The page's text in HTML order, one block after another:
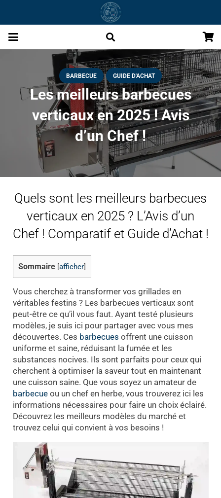
BARBECUE GUIDE D'ACHAT
Les meilleurs barbecues
verticaux en 2025 ! Avis
d’un Chef !
Quels sont les meilleurs barbecues
verticaux en 2025 ? L’Avis d’un
Chef ! Comparatif et Guide d’Achat !
Sommaire afficher]
Vous cherchez à transformer vos grillades en
véritables festins ? Les barbecues verticaux sont
peut-être ce qu’il vous faut. Ayant testé plusieurs
modèles, je suis ici pour partager avec vous mes
découvertes. Ces barbecues offrent une cuisson
uniforme et saine, réduisant la fumée et les
substances nocives. Ils sont parfaits pour ceux qui
cherchent à optimiser la saveur tout en maintenant
une cuisson saine. Que vous soyez un amateur de
barbecueou un chef en herbe, vous trouverez ici les
informations nécessaires pour faire un choix éclairé.
Découvrez les meilleurs modèles du marché et
trouvez celui qui convient à vos besoins !